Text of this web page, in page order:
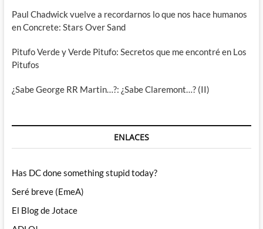
Paul Chadwick vuelve a recordarnos lo que nos hace humanos
en Concrete: Stars Over Sand
Pitufo Verde y Verde Pitufo: Secretos que me encontré en Los
Pitufos
¿Sabe George RR Martin…?: ¿Sabe Claremont…? (II)
ENLACES
Has DC done something stupid today?
Seré breve (EmeA)
El Blog de Jotace